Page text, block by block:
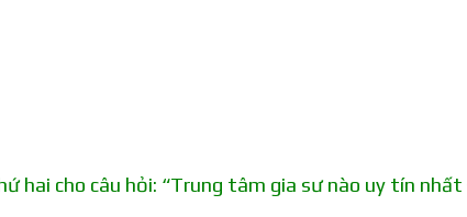
hai cho câu hỏi: “Trung tâm gia sư nào uy tín